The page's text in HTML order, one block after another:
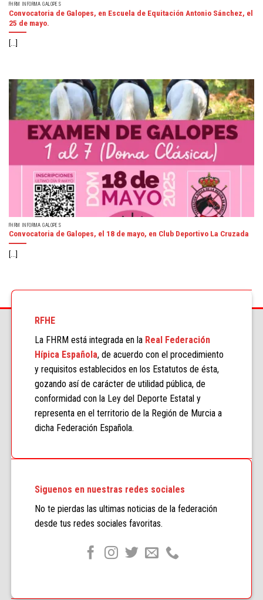
FHRM INFORMA GALOPES
Convocatoria de Galopes, en Escuela de Equitación Antonio Sánchez, el
25 de mayo.
[...]
FHRM INFORMA GALOPES
Convocatoria de Galopes, el 18 de mayo, en Club Deportivo La Cruzada
[...]
RFHE
La FHRM está integrada en la Real Federación
Hípica Española, de acuerdo con el procedimiento
y requisitos establecidos en los Estatutos de ésta,
gozando así de carácter de utilidad pública, de
conformidad con la Ley del Deporte Estatal y
representa en el territorio de la Región de Murcia a
dicha Federación Española.
Siguenos en nuestras redes sociales
No te pierdas las ultimas noticias de la federación
desde tus redes sociales favoritas.